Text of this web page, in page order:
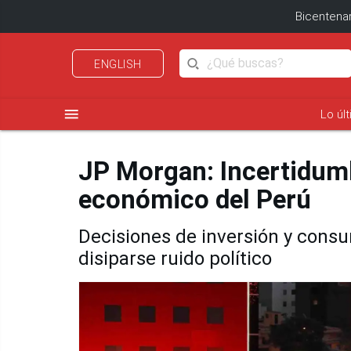
ENGLISH
menu Lo
JP Morgan:
económico del Perú
Decisiones de inversión y
disiparse ruido político